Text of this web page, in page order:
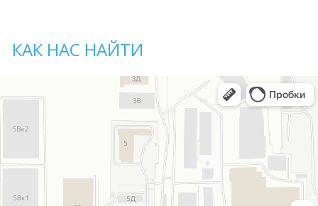
КАК НАС НАЙТИ